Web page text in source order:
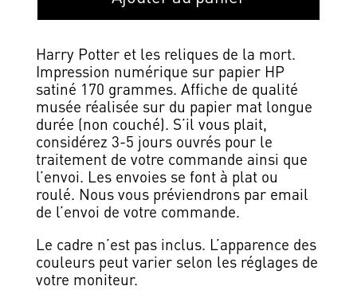
Harry Potter et les reliques de la mort.
Impression numérique sur papier HP
satiné 170 grammes. Affiche de qualité
musée réalisée sur du papier mat longue
durée (non couché). S’il vous plait,
considérez 3-5 jours ouvrés pour le
traitement de votre commande ainsi que
l’envoi. Les envoies se font à plat ou
roulé. Nous vous préviendrons par email
de l’envoi de votre commande.
Le cadre n’est pas inclus. L’apparence des
couleurs peut varier selon les réglages de
votre moniteur.